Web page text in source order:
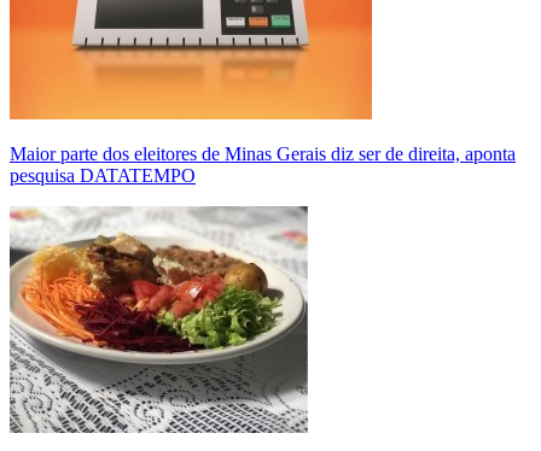
Maior parte dos eleitores de Minas Gerais diz ser de direita, aponta
pesquisa DATATEMPO